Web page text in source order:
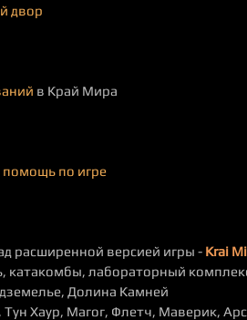
двор
в Край Мира
помощь по игре
расширенной версией игры - Krai
катакомбы, лабораторный
Долина Камней
Хаур, Магог, Флетч, Маверик,